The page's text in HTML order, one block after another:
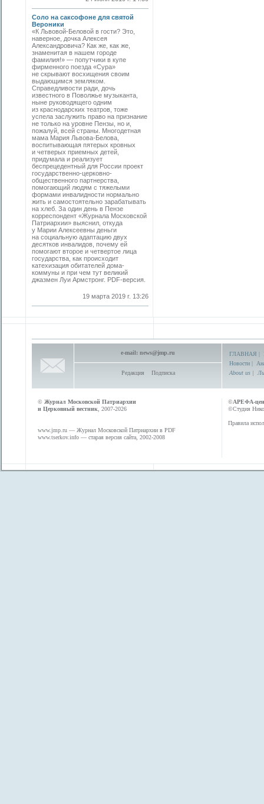
Соло на саксофоне для святой
Вероники
«К Львовой-Беловой в гости? Это,
наверное, дочка Алексея
Александровича? Как же, как же,
знаменитая в нашем городе
фамилия!» — попутчики в купе
фирменного поезда «Сура»
не скрывают восхищения своим
выдающимся земляком.
Справедливости ради, дочь
известного в Поволжье музыканта,
ныне руководящего одним
из краснодарских теат­ров, тоже
успела заслужить право на признание
не только на уровне Пензы, но и,
пожалуй, всей страны. Многодетная
мама Мария Львова-Белова,
воспитывающая пятерых кровных
и четверых приемных детей,
придумала и реализует
беспрецедентный для России проект
государственно-церковно-
общественного партнерства,
помогающий людям с тяжелыми
формами инвалидности нормально
жить и самостоятельно зарабатывать
на хлеб. За один день в Пензе
корреспондент «Журнала Московской
Патриархии» выяснил, откуда
у Марии Алексеевны деньги
на социальную адаптацию двух
десятков инвалидов, почему ей
помогают второе и четвертое лица
государства, как происходит
катехизация обитателей дома-
коммуны и при чем тут великий
джазмен Луи Армстронг. PDF-версия.
19 марта 2019 г. 13:26
e-mail: news@jmp.ru
Редакция Подписка
ГЛАВНАЯ |
Новости |
About us |
© Журнал Московской Патриархии
и Церковный вестник , 2007-2026
www.jmp.ru — Журнал Московской Патриархии в PDF
www.tserkov.info — старая версия сайта, 2002-2008
©АРЕФА-
©Студия
Правила